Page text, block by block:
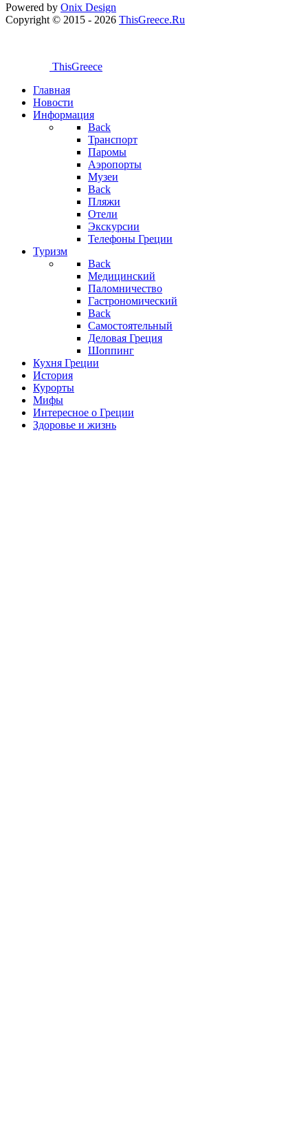
Powered by Onix Design
Copyright © 2015 - 2026 ThisGreece.Ru
ThisGreece
Главная
Новости
Информация
Back
Транспорт
Паромы
Аэропорты
Музеи
Back
Пляжи
Отели
Экскурсии
Телефоны Греции
Туризм
Back
Медицинский
Паломничество
Гастрономический
Back
Самостоятельный
Деловая Греция
Шоппинг
Кухня Греции
История
Курорты
Мифы
Интересное о Греции
Здоровье и жизнь